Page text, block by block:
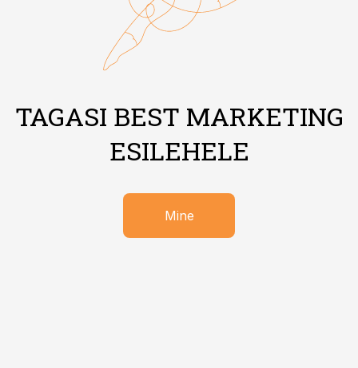
TAGASI BEST MARKETING
ESILEHELE
Mine